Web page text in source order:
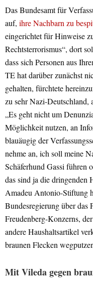
Das Bundesamt für
auf, ihre Nachbarn zu
eingerichtet für Hinweise
Rechtsterrorismus“, dort
dass sich Personen aus
TE hat darüber zunächst
gehalten, fürchtete
zu sehr Nazi-Deutschland,
„Es geht nicht um
Möglichkeit nutzen, an
blauäugig der
nehme an, ich soll meine
Schäferhund Gassi führen
das sind ja die dringenden
Amadeu Antonio-Stiftung
Bundesregierung über das
Freudenberg-Konzerns,
andere Haushaltsartikel
braunen Flecken
Mit Vileda gegen